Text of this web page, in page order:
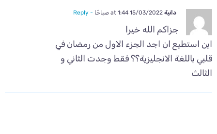
دانية15/03/2022 at 1:44 صباحًا - Reply
جزاكم الله خيرا
اين استطيع ان اجد الجزء الاول من رمضان في
قلبي باللغة الانجليزية؟؟ فقط وجدت الثاني و
الثالث